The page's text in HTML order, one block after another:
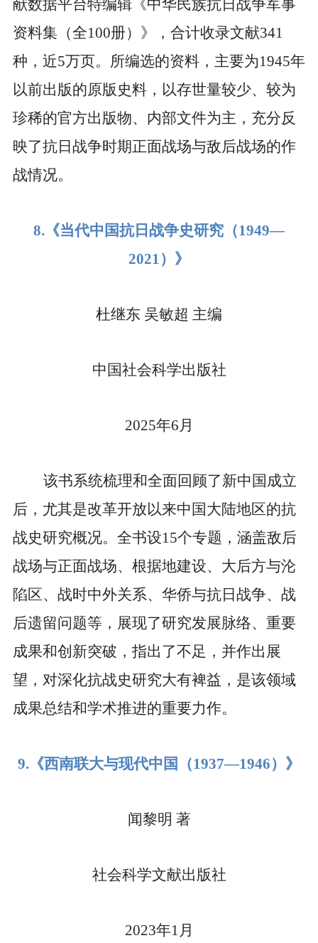
献数据平台特编辑《中华民族抗日战争军事
资料集（全100册）》，合计收录文献341
种，近5万页。所编选的资料，主要为1945年
以前出版的原版史料，以存世量较少、较为
珍稀的官方出版物、内部文件为主，充分反
映了抗日战争时期正面战场与敌后战场的作
战情况。
8. 《当代中国抗日战争史研究（1949—
2021）》
杜继东 吴敏超 主编
中国社会科学出版社
2025年6月
该书系统梳理和全面回顾了新中国成立
后，尤其是改革开放以来中国大陆地区的抗
战史研究概况。全书设15个专题，涵盖敌后
战场与正面战场、根据地建设、大后方与沦
陷区、战时中外关系、华侨与抗日战争、战
后遗留问题等，展现了研究发展脉络、重要
成果和创新突破，指出了不足，并作出展
望，对深化抗战史研究大有裨益，是该领域
成果总结和学术推进的重要力作。
9. 《西南联大与现代中国（1937—1946）》
闻黎明 著
社会科学文献出版社
2023年1月